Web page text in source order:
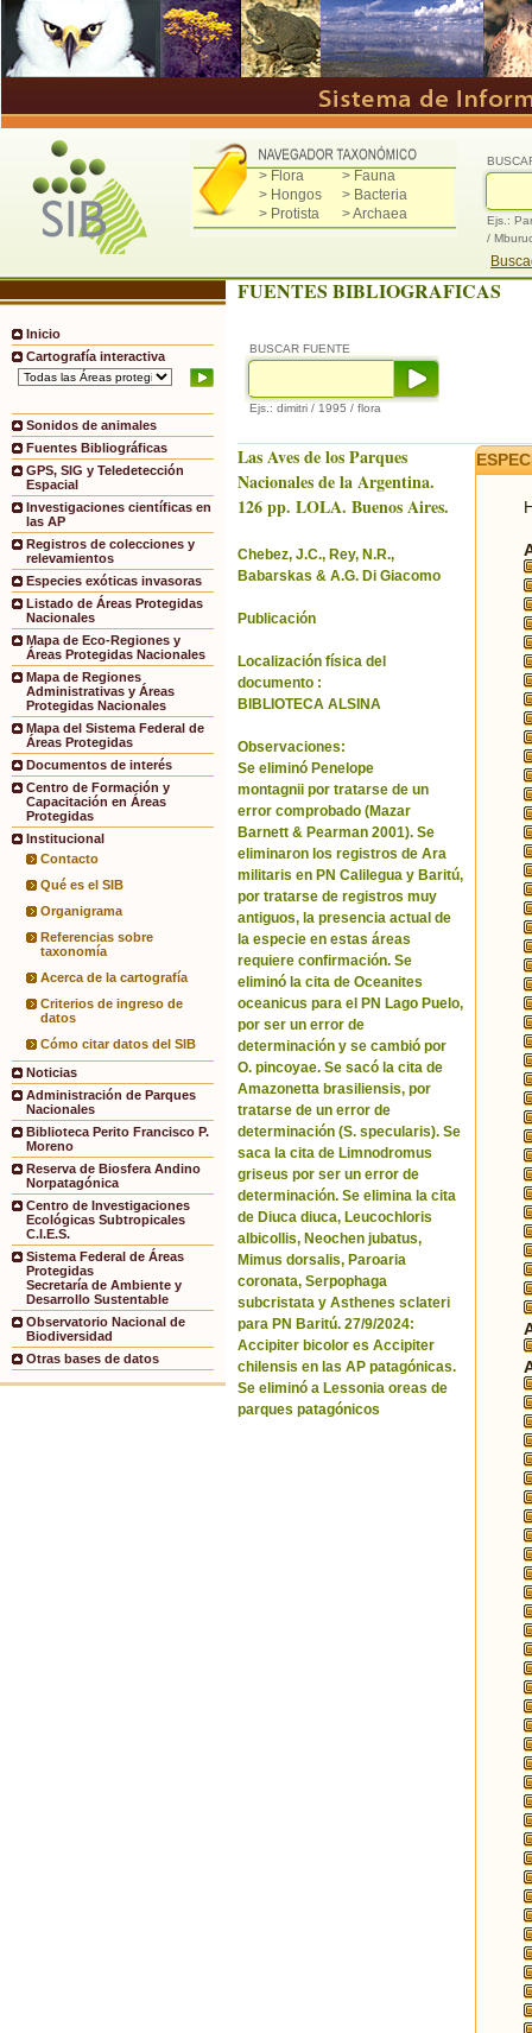
> Flora
> Fauna
> Hongos
> Bacteria
> Protista
> Archaea
Ejs.:
/
Inicio
Cartografía interactiva
Sonidos de animales
Fuentes Bibliográficas
GPS, SIG y Teledetección
Espacial
Investigaciones científicas en
las AP
Registros de colecciones y
relevamientos
Especies exóticas invasoras
Listado de Áreas Protegidas
Nacionales
Mapa de Eco-Regiones y
Áreas Protegidas Nacionales
Mapa de Regiones
Administrativas y Áreas
Protegidas Nacionales
Mapa del Sistema Federal de
Áreas Protegidas
Documentos de interés
Centro de Formación y
Capacitación en Áreas
Protegidas
Institucional
Contacto
Qué es el SIB
Organigrama
Referencias sobre
taxonomía
Acerca de la cartografía
Criterios de ingreso de
datos
Cómo citar datos del SIB
Noticias
Administración de Parques
Nacionales
Biblioteca Perito Francisco P.
Moreno
Reserva de Biosfera Andino
Norpatagónica
Centro de Investigaciones
Ecológicas Subtropicales
C.I.E.S.
Sistema Federal de Áreas
Protegidas
Secretaría de Ambiente y
Desarrollo Sustentable
Observatorio Nacional de
Biodiversidad
Otras bases de datos
FUENTES BIBLIOGRAFICAS
BUSCAR FUENTE
Ejs.: dimitri / 1995 / flora
Las Aves de los Parques
Nacionales de la Argentina.
126 pp. LOLA. Buenos Aires.
Chebez, J.C., Rey, N.R.,
Babarskas & A.G. Di Giacomo
Publicación
Localización física del
documento :
BIBLIOTECA ALSINA
Observaciones:
Se eliminó Penelope
montagnii por tratarse de un
error comprobado (Mazar
Barnett & Pearman 2001). Se
eliminaron los registros de Ara
militaris en PN Calilegua y Baritú,
por tratarse de registros muy
antiguos, la presencia actual de
la especie en estas áreas
requiere confirmación. Se
eliminó la cita de Oceanites
oceanicus para el PN Lago Puelo,
por ser un error de
determinación y se cambió por
O. pincoyae. Se sacó la cita de
Amazonetta brasiliensis, por
tratarse de un error de
determinación (S. specularis). Se
saca la cita de Limnodromus
griseus por ser un error de
determinación. Se elimina la cita
de Diuca diuca, Leucochloris
albicollis, Neochen jubatus,
Mimus dorsalis, Paroaria
coronata, Serpophaga
subcristata y Asthenes sclateri
para PN Baritú. 27/9/2024:
Accipiter bicolor es Accipiter
chilensis en las AP patagónicas.
Se eliminó a Lessonia oreas de
parques patagónicos